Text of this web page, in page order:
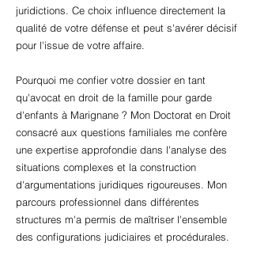
juridictions. Ce choix influence directement la
qualité de votre défense et peut s'avérer décisif
pour l'issue de votre affaire.
Pourquoi me confier votre dossier en tant
qu'avocat en droit de la famille pour garde
d'enfants à Marignane ? Mon Doctorat en Droit
consacré aux questions familiales me confère
une expertise approfondie dans l'analyse des
situations complexes et la construction
d'argumentations juridiques rigoureuses. Mon
parcours professionnel dans différentes
structures m'a permis de maîtriser l'ensemble
des configurations judiciaires et procédurales.